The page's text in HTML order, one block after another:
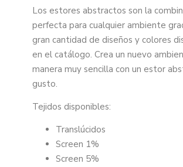
Los estores abstractos son la
perfecta para cualquier ambiente
gran cantidad de diseños y colores
en el catálogo. Crea un nuevo
manera muy sencilla con un estor
gusto.
Tejidos disponibles:
Translúcidos
Screen 1%
Screen 5%